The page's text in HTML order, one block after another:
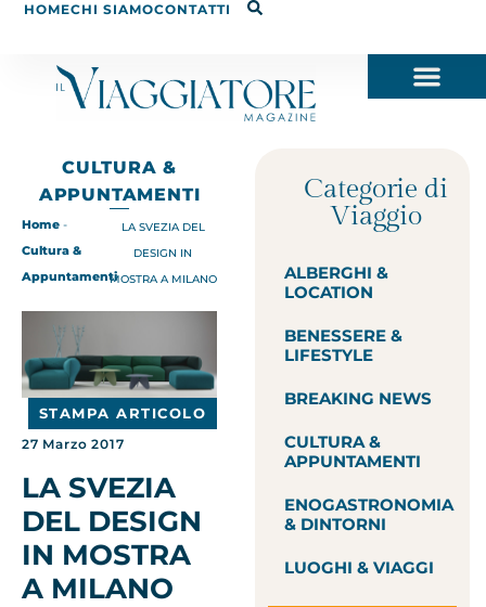
HOMECHI SIAMOCONTATTI
CULTURA &
APPUNTAMENTI
Home -
Cultura &
Appuntamenti
LA SVEZIA DEL
DESIGN IN
MOSTRA A MILANO
STAMPA ARTICOLO
27 Marzo 2017
LA SVEZIA
DEL DESIGN
IN MOSTRA
A MILANO
Categorie di
Viaggio
ALBERGHI &
LOCATION
BENESSERE &
LIFESTYLE
BREAKING NEWS
CULTURA &
APPUNTAMENTI
ENOGASTRONOMIA
& DINTORNI
LUOGHI & VIAGGI